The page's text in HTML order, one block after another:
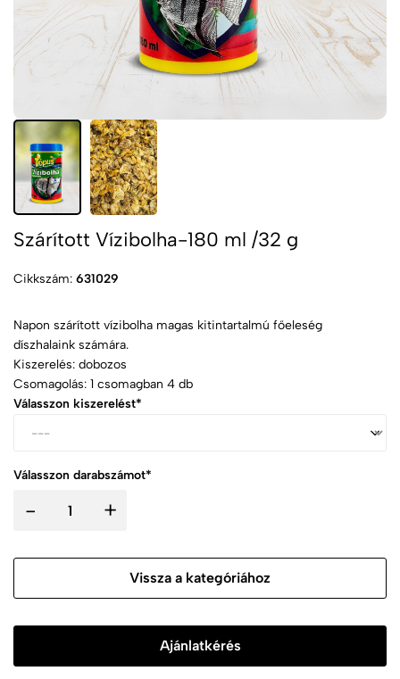
Szárított Vízibolha-180 ml /32 g
Cikkszám: 631029
Napon szárított vízibolha magas kitintartalmú főeleség
díszhalaink számára.
Kiszerelés: dobozos
Csomagolás: 1 csomagban 4 db
Válasszon kiszerelést*
Válasszon darabszámot*
- +
Vissza a kategóriához
Ajánlatkérés